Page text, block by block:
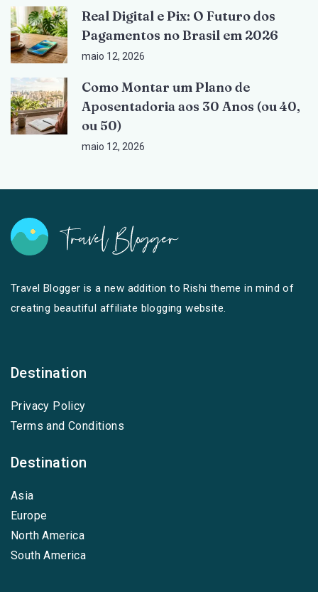
Real Digital e Pix: O Futuro dos
Pagamentos no Brasil em 2026
maio 12, 2026
Como Montar um Plano de
Aposentadoria aos 30 Anos (ou 40,
ou 50)
maio 12, 2026
Travel Blogger is a new addition to Rishi theme in mind of
creating beautiful affiliate blogging website.
Destination
Privacy Policy
Terms and Conditions
Destination
Asia
Europe
North America
South America